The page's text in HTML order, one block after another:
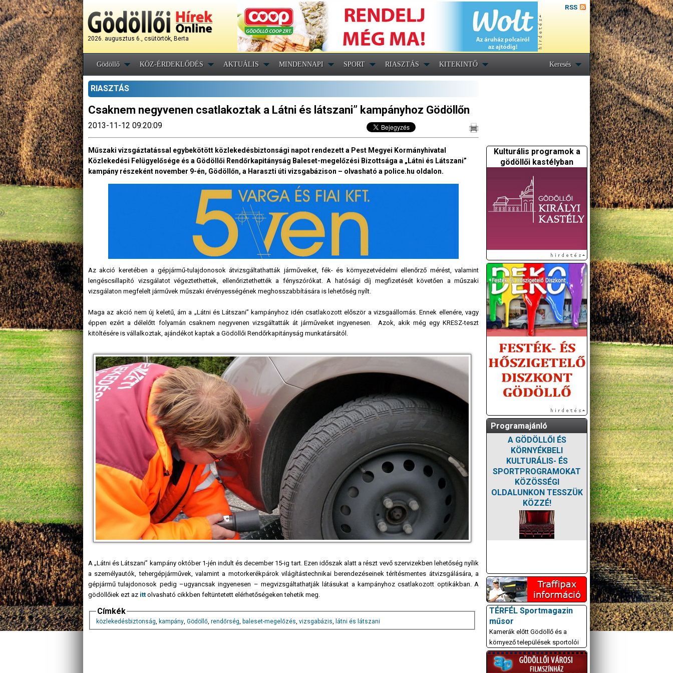
2026. augusztus 6., csütörtök, Berta
RSS
Gödöllő KÖZ-ÉRDEKLŐDÉS AKTUÁLIS MINDENNAPI SPORT RIASZTÁS KITEKINTŐ Keresés
RIASZTÁS
Csaknem negyvenen csatlakoztak a Látni és látszani” kampányhoz Gödöllőn
2013-11-12 09:20:09
Műszaki vizsgáztatással egybekötött közlekedésbiztonsági napot rendezett a Pest Megyei Kormányhivatal
Közlekedési Felügyelősége és a Gödöllői Rendőrkapitányság Baleset-megelőzési Bizottsága a „Látni és Látszani”
kampány részeként november 9-én, Gödöllőn, a Haraszti úti vizsgabázison – olvasható a police.hu oldalon.
Az akció keretében a gépjármű-tulajdonosok átvizsgáltathatták járműveiket, fék- és környezetvédelmi ellenőrző mérést, valamint
lengéscsillapító vizsgálatot végeztethettek, ellenőriztethették a fényszórókat. A hatósági díj megfizetését követően a műszaki
vizsgálaton megfelelt járművek műszaki érvényességének meghosszabbítására is lehetőség nyílt.
Maga az akció nem új keletű, ám a „Látni és Látszani” kampányhoz idén csatlakozott először a vizsgaállomás. Ennek ellenére, vagy
éppen ezért a délelőtt folyamán csaknem negyvenen vizsgáltatták át járműveiket ingyenesen. Azok, akik még egy KRESZ-teszt
kitöltésére is vállalkoztak, ajándékot kaptak a Gödöllői Rendőrkapitányság munkatársától.
A „Látni és Látszani” kampány október 1-jén indult és december 15-ig tart. Ezen időszak alatt a részt vevő szervizekben lehetőség nyílik
a személyautók, tehergépjárművek, valamint a motorkerékpárok világítástechnikai berendezéseinek térítésmentes átvizsgálására, a
gépjármű tulajdonosok pedig –ugyancsak ingyenesen – megvizsgáltathatják látásukat a kampányhoz csatlakozott optikákban. A
gödöllőiek ezt az itt olvasható cikkben feltüntetett elérhetőségeken tehetik meg.
Címkék
közlekedésbiztonság, kampány, Gödöllő, rendőrség, baleset-megelőzés, vizsgabázis, látni és látszani
Kulturális programok a
gödöllői kastélyban
Programajánló
A GÖDÖLLŐI ÉS
KÖRNYÉKBELI
KULTURÁLIS- ÉS
SPORTPROGRAMOKAT
KÖZÖSSÉGI
OLDALUNKON TESSZÜK
KÖZZÉ!
TÉRFÉL Sportmagazin
műsor
Kamerák előtt Gödöllő és a
környező települések sportolói